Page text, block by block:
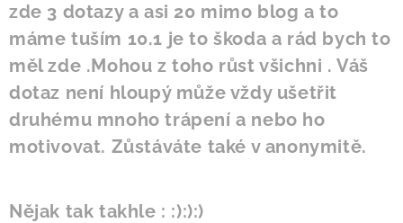
zde 3 dotazy a asi 20 mimo blog a to
máme tuším 10.1 je to škoda a rád bych to
měl zde .Mohou z toho růst všichni . Váš
dotaz není hloupý může vždy ušetřit
druhému mnoho trápení a nebo ho
motivovat. Zůstáváte také v anonymitě.
Nějak tak takhle : :):):)